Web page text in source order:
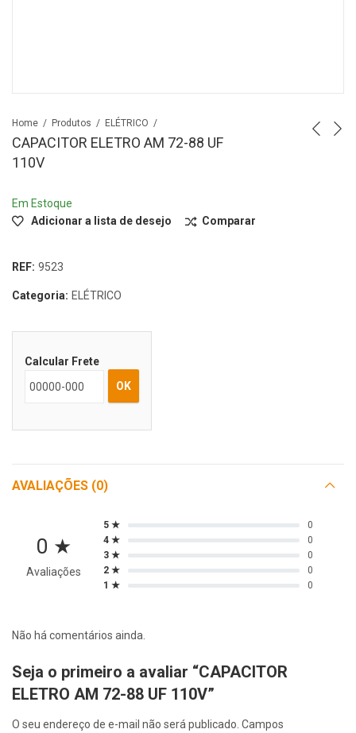
Home Produtos ELÉTRICO
CAPACITOR ELETRO AM 72-88 UF
110V
Em Estoque
Adicionar a lista de desejo
Comparar
REF: 9523
Categoria: ELÉTRICO
Calcular Frete
OK
AVALIAÇÕES (0)
0 ★
Avaliações
5 ★
0
4 ★
0
3 ★
0
2 ★
0
1 ★
0
Não há comentários ainda.
Seja o primeiro a avaliar “CAPACITOR
ELETRO AM 72-88 UF 110V”
O seu endereço de e-mail não será publicado. Campos